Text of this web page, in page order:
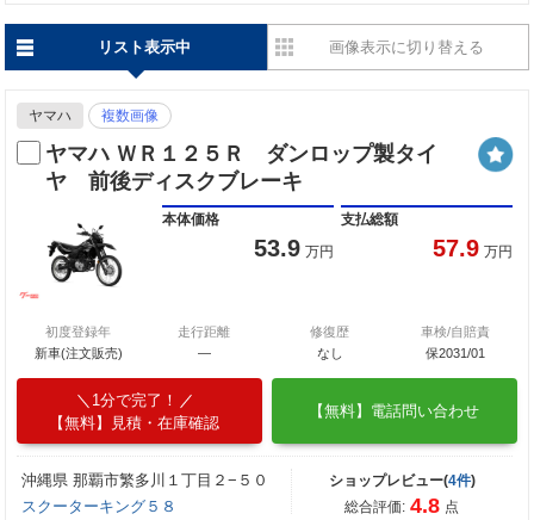
リスト表示中 画像表示に切り替える
ヤマハ 複数画像
ヤマハ ＷＲ１２５Ｒ ダンロップ製タイ
ヤ 前後ディスクブレーキ
本体価格
53.9 万円
支払総額
57.9 万円
初度登録年
新車(注文販売)
走行距離
―
修復歴
なし
車検/自賠責
保2031/01
1分で完了！
【無料】見積・在庫確認
【無料】電話問い合わせ
沖縄県 那覇市繁多川１丁目２−５０
スクーターキング５８
ショップレビュー(4件)
総合評価: 4.8 点